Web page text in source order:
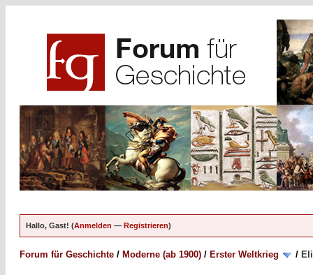
Hallo, Gast! (Anmelden — Registrieren)
Forum für Geschichte / Moderne (ab 1900) / Erster Weltkrieg /